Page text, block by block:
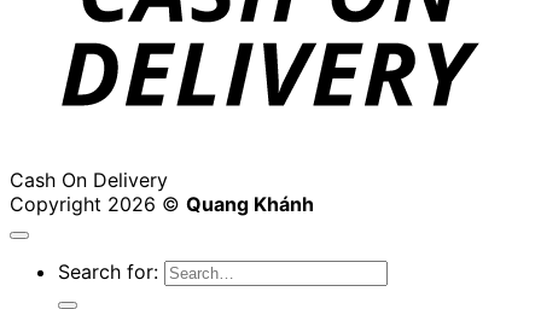
Cash On Delivery
Copyright 2026 © Quang Khánh
Search for: